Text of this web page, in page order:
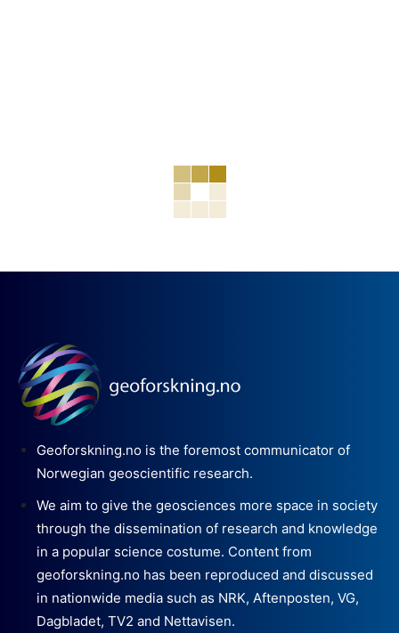
Geoforskning.no is the foremost communicator of
Norwegian geoscientific research.
We aim to give the geosciences more space in society
through the dissemination of research and knowledge
in a popular science costume. Content from
geoforskning.no has been reproduced and discussed
in nationwide media such as NRK, Aftenposten, VG,
Dagbladet, TV2 and Nettavisen.